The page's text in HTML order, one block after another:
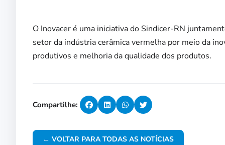
O Inovacer é uma iniciativa do Sindicer-RN
setor da indústria cerâmica vermelha por meio da
produtivos e melhoria da qualidade dos produtos.
Compartilhe:
← VOLTAR PARA TODAS AS NOTÍCIAS